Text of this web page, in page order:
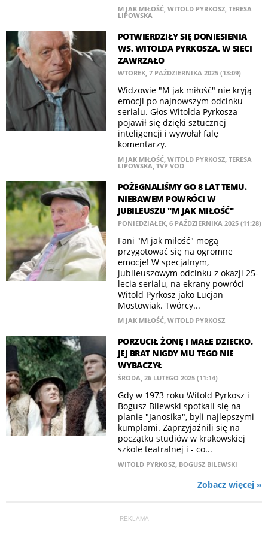
M JAK MIŁOŚĆ, WITOLD PYRKOSZ, TERESA
LIPOWSKA
POTWIERDZIŁY SIĘ DONIESIENIA
WS. WITOLDA PYRKOSZA. W SIECI
ZAWRZAŁO
WTOREK, 7 PAŹDZIERNIKA 2025 (13:09)
Widzowie "M jak miłość" nie kryją
emocji po najnowszym odcinku
serialu. Głos Witolda Pyrkosza
pojawił się dzięki sztucznej
inteligencji i wywołał falę
komentarzy.
M JAK MIŁOŚĆ, WITOLD PYRKOSZ, TERESA
LIPOWSKA, TVP VOD
POŻEGNALIŚMY GO 8 LAT TEMU.
NIEBAWEM POWRÓCI W
JUBILEUSZU "M JAK MIŁOŚĆ"
PONIEDZIAŁEK, 6 PAŹDZIERNIKA 2025 (11:28)
Fani "M jak miłość" mogą
przygotować się na ogromne
emocje! W specjalnym,
jubileuszowym odcinku z okazji 25-
lecia serialu, na ekrany powróci
Witold Pyrkosz jako Lucjan
Mostowiak. Twórcy...
M JAK MIŁOŚĆ, WITOLD PYRKOSZ
PORZUCIŁ ŻONĘ I MAŁE DZIECKO.
JEJ BRAT NIGDY MU TEGO NIE
WYBACZYŁ
ŚRODA, 26 LUTEGO 2025 (11:14)
Gdy w 1973 roku Witold Pyrkosz i
Bogusz Bilewski spotkali się na
planie "Janosika", byli najlepszymi
kumplami. Zaprzyjaźnili się na
początku studiów w krakowskiej
szkole teatralnej i - co...
WITOLD PYRKOSZ, BOGUSZ BILEWSKI
Zobacz więcej »
REKLAMA